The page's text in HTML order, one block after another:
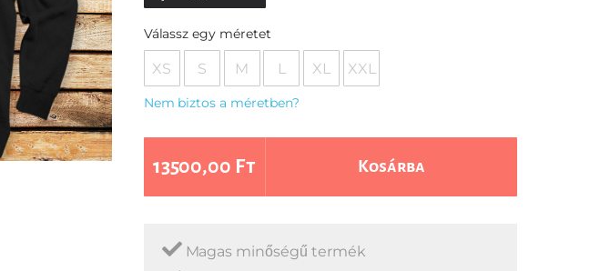
Válassz egy méretet
XS S M L XL XXL
Nem biztos a méretben?
13500,00 Ft Kosárba
Magas minőségű termék